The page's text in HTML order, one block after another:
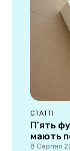
СТАТТІ
П’ять
мають
8 Серпня